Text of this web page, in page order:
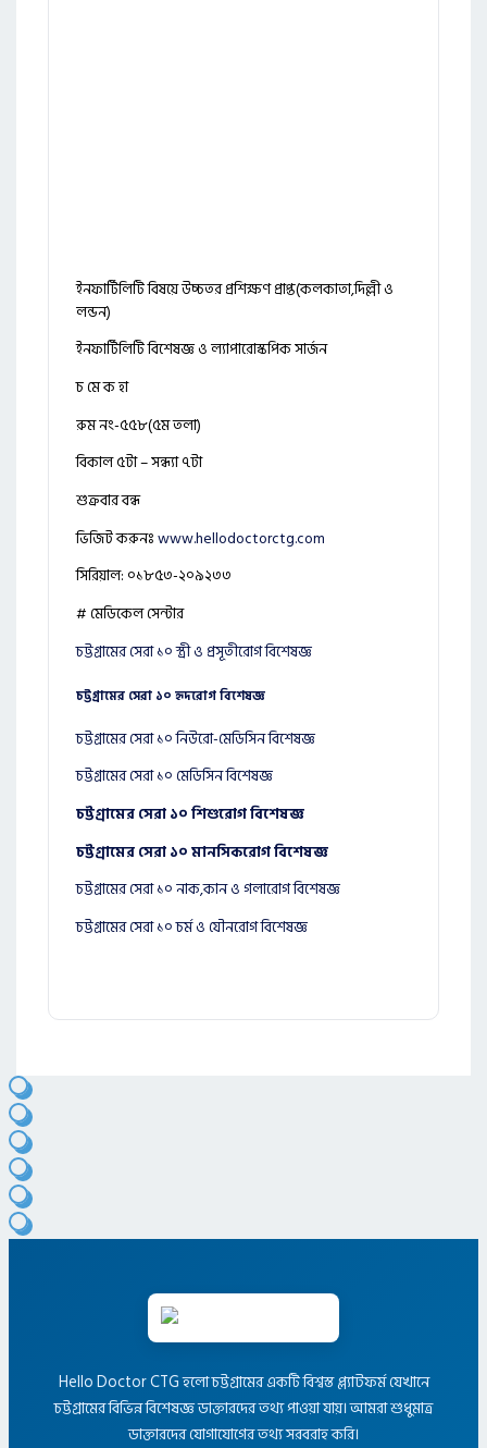
ইনফার্টিলিটি বিষয়ে উচ্চতর প্রশিক্ষণ প্রাপ্ত(কলকাতা,দিল্লী ও
লন্ডন)
ইনফার্টিলিটি বিশেষজ্ঞ ও ল্যাপারোস্কপিক সার্জন
চ মে ক হা
রুম নং-৫৫৮(৫ম তলা)
বিকাল ৫টা – সন্ধ্যা ৭টা
শুক্রবার বন্ধ
ভিজিট করুনঃwww.hellodoctorctg.com
সিরিয়াল: ০১৮৫৩-২০৯২৩৩
# মেডিকেল সেন্টার
চট্টগ্রামের সেরা ১০ স্ত্রী ও প্রসূতীরোগ বিশেষজ্ঞ
চট্টগ্রামের সেরা ১০ হৃদরোগ বিশেষজ্ঞ
চট্টগ্রামের সেরা ১০ নিউরো-মেডিসিন বিশেষজ্ঞ
চট্টগ্রামের সেরা ১০ মেডিসিন বিশেষজ্ঞ
চট্টগ্রামের সেরা ১০ শিশুরোগ বিশেষজ্ঞ
চট্টগ্রামের সেরা ১০ মানসিকরোগ বিশেষজ্ঞ
চট্টগ্রামের সেরা ১০ নাক,কান ও গলারোগ বিশেষজ্ঞ
চট্টগ্রামের সেরা ১০ চর্ম ও যৌনরোগ বিশেষজ্ঞ
Hello Doctor CTG হলো চট্টগ্রামের একটি বিশ্বস্ত প্ল্যাটফর্ম যেখানে
চট্টগ্রামের বিভিন্ন বিশেষজ্ঞ ডাক্তারদের তথ্য পাওয়া যায়। আমরা শুধুমাত্র
ডাক্তারদের যোগাযোগের তথ্য সরবরাহ করি।